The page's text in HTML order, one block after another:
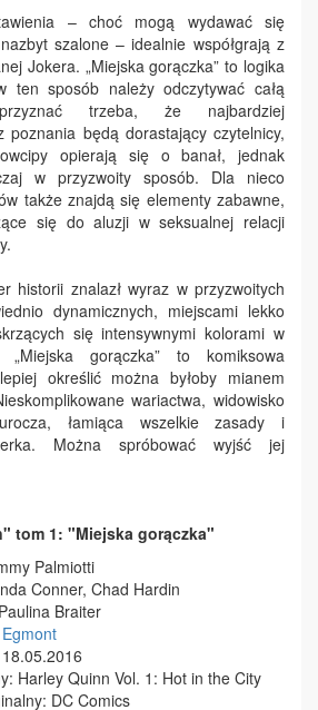
– choć mogą wydawać się
szalone – idealnie współgrają z
Jokera. „Miejska gorączka” to logika
ten sposób należy odczytywać całą
trzeba, że najbardziej
poznania będą dorastający czytelnicy,
opierają się o banał, jednak
w przyzwoity sposób. Dla nieco
także znajdą się elementy zabawne,
się do aluzji w seksualnej relacji
historii znalazł wyraz w przyzwoitych
dynamicznych, miejscami lekko
się intensywnymi kolorami w
„Miejska gorączka” to komiksowa
określić można byłoby mianem
wariactwa, widowisko
łamiąca wszelkie zasady i
Można spróbować wyjść jej
tom 1: "Miejska gorączka"
Palmiotti
Conner, Chad Hardin
Braiter
Egmont
Harley Quinn Vol. 1: Hot in the City
DC Comics